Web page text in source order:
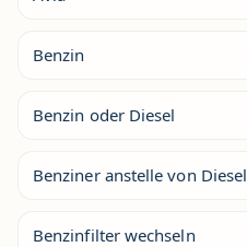
Benzin
Benzin oder Diesel
Benziner anstelle von Diesel
Benzinfilter wechseln